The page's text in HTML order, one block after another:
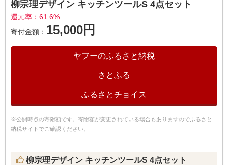
柳宗理デザイン キッチンツールS 4点セット
還元率：61.6%
寄付金額： 15,000円
ヤフーのふるさと納税
さとふる
ふるさとチョイス
※公開時点の寄附額です。寄附額が変更されている場合もありますのでふるさと
納税サイトでご確認ください。
柳宗理デザイン キッチンツールS 4点セット